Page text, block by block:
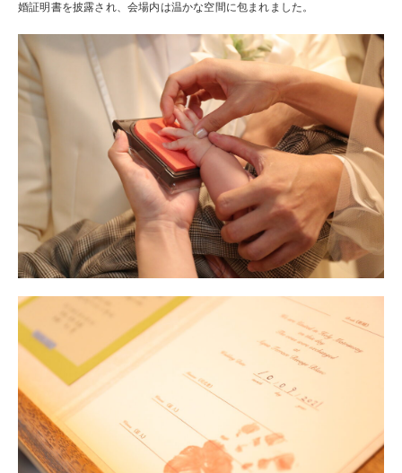
婚証明書を披露され、会場内は温かな空間に包まれました。